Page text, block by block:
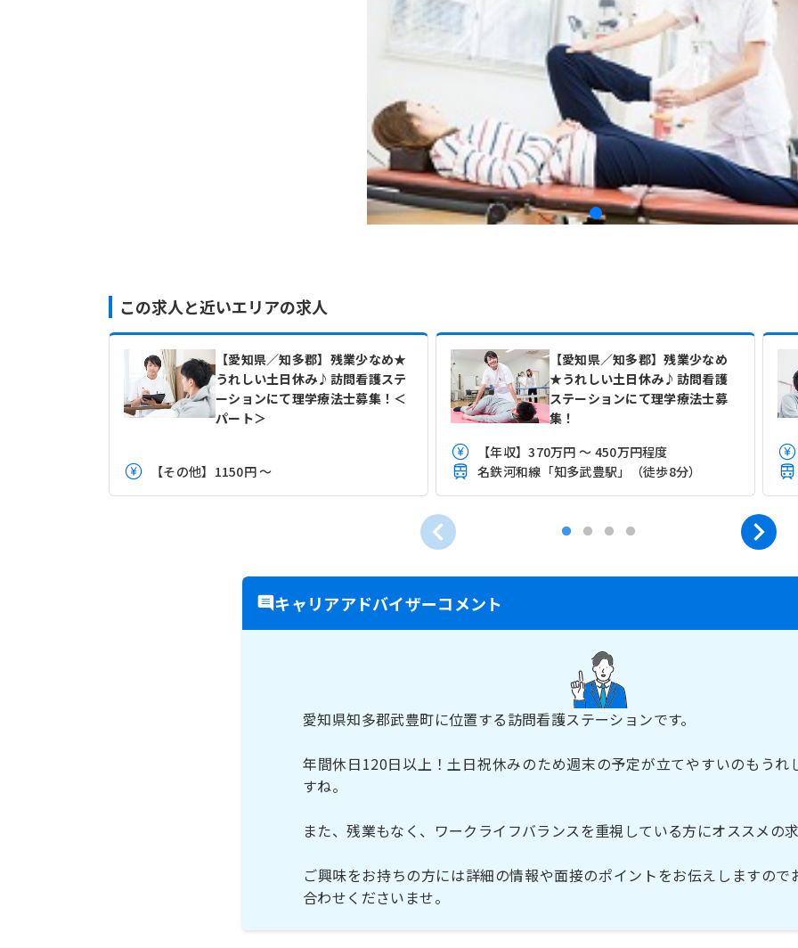
この求人と近いエリアの求人
【愛知県／知多郡】残業少なめ★
うれしい土日休み♪訪問看護ステ
ーションにて理学療法士募集！＜
パート＞
【その他】1150円 ～
【愛知県／知多郡】残業少なめ
★うれしい土日休み♪訪問看護
ステーションにて理学療法士募
集！
【年収】370万円 ～ 450万円程度
名鉄河和線「知多武豊駅」（徒歩8分）
キャリアアドバイザーコメント
愛知県知多郡武豊町に位置する訪問看護ステーションです。
年間休日120日以上！土日祝休みのため週末の予定が立てやすいのもうれ
すね。
また、残業もなく、ワークライフバランスを重視している方にオススメの
ご興味をお持ちの方には詳細の情報や面接のポイントをお伝えしますので
合わせくださいませ。